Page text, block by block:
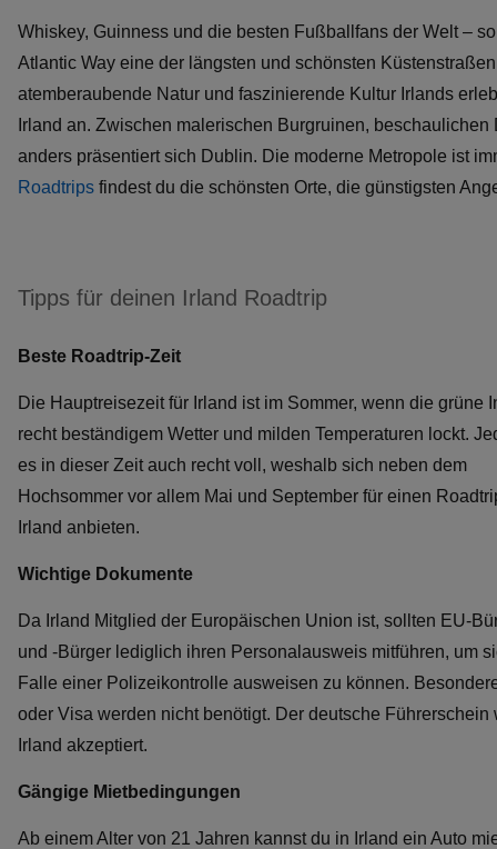
Whiskey, Guinness und die besten Fußballfans der Welt –
Atlantic Way eine der längsten und schönsten
atemberaubende Natur und faszinierende Kultur Irlands
Irland an. Zwischen malerischen Burgruinen,
anders präsentiert sich Dublin. Die moderne Metropole ist
Roadtrips findest du die schönsten Orte, die günstigsten
Tipps für deinen Irland Roadtrip
Beste Roadtrip-Zeit
Die Hauptreisezeit für Irland ist im Sommer, wenn die grüne
recht beständigem Wetter und milden Temperaturen lockt.
es in dieser Zeit auch recht voll, weshalb sich neben dem
Hochsommer vor allem Mai und September für einen
Irland anbieten.
Wichtige Dokumente
Da Irland Mitglied der Europäischen Union ist, sollten EU-
und -Bürger lediglich ihren Personalausweis mitführen, um
Falle einer Polizeikontrolle ausweisen zu können.
oder Visa werden nicht benötigt. Der deutsche Führerschein
Irland akzeptiert.
Gängige Mietbedingungen
Ab einem Alter von 21 Jahren kannst du in Irland ein Auto